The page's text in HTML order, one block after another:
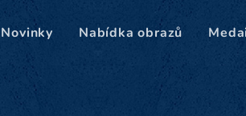
Novinky Nabídka obrazů